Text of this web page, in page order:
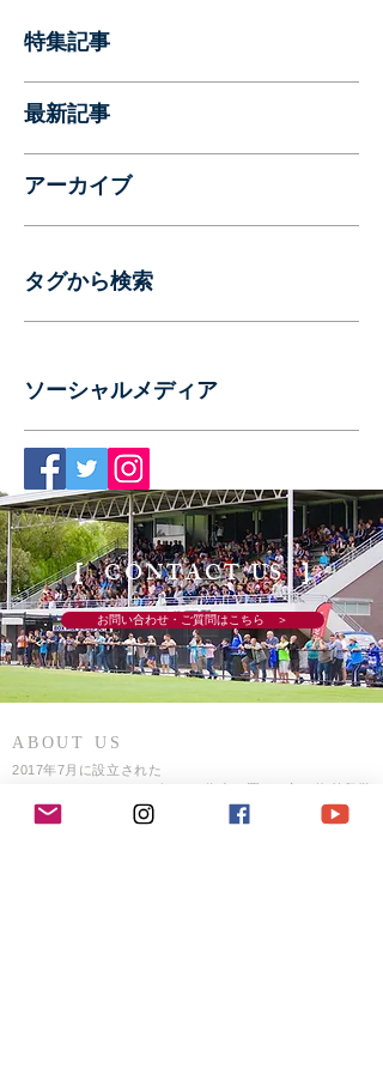
特集記事
最新記事
アーカイブ
タグから検索
ソーシャルメディア
[CONTACT US]
お問い合わせ・ご質問はこちら ＞
ABOUT US
2017年7月に設立された
オーストラリア・メルボルンに拠点を置く、初の海外留学
×サッカー留学エージェント
現地在住代表／スタッフが直接サポート